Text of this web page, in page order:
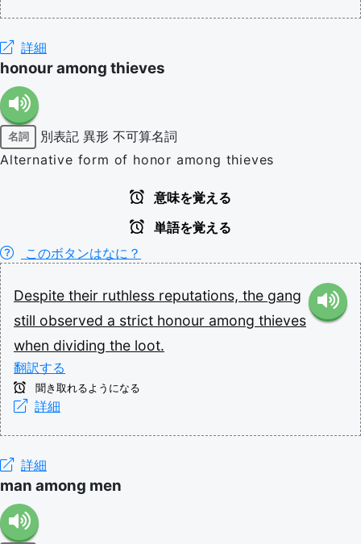
詳細
honour among thieves
名詞 別表記 異形 不可算名詞
Alternative form of honor among thieves
意味を覚える
単語を覚える
このボタンはなに？
Despite their ruthless reputations, the gang
still observed a strict honour among thieves
when dividing the loot.
翻訳する
聞き取れるようになる
詳細
詳細
man among men